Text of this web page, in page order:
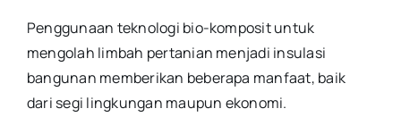
Penggunaan teknologi bio-komposit untuk
mengolah limbah pertanian menjadi insulasi
bangunan memberikan beberapa manfaat, baik
dari segi lingkungan maupun ekonomi.